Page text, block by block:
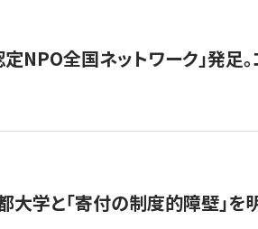
NPO全国ネットワーク」発足
大学と「寄付の制度的障壁」